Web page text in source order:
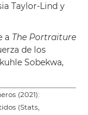
Taylor-Lind y
a The Portraiture
de los
Sobekwa,
(2021):
(Stats,